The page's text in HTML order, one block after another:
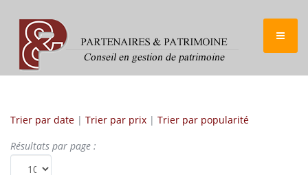
Trier par date | Trier par prix | Trier par popularité
Résultats par page :